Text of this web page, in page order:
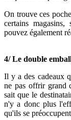
On trouve ces
certains
pouvez également
4/ Le double
Il y a des cadeaux
ne pas offrir grand
sait que le
n'y a donc plus
qu'ils se